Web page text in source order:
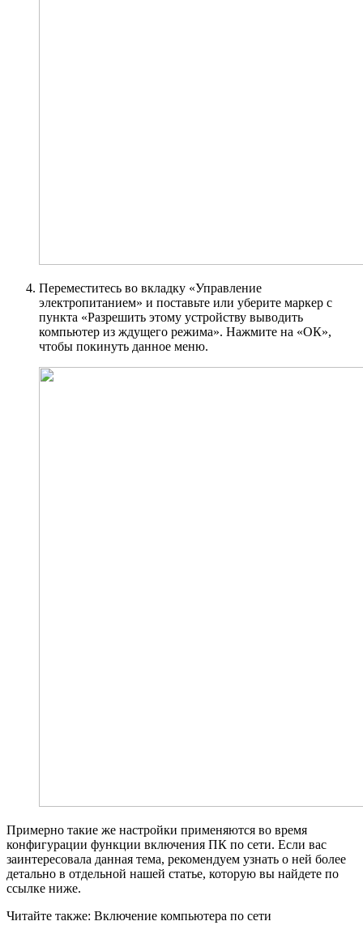
Переместитесь во вкладку «Управление
электропитанием» и поставьте или уберите маркер с
пункта «Разрешить этому устройству выводить
компьютер из ждущего режима». Нажмите на «ОК»,
чтобы покинуть данное меню.
Примерно такие же настройки применяются во время
конфигурации функции включения ПК по сети. Если вас
заинтересовала данная тема, рекомендуем узнать о ней более
детально в отдельной нашей статье, которую вы найдете по
ссылке ниже.
Читайте также: Включение компьютера по сети